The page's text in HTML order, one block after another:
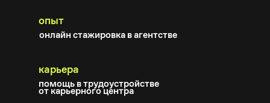
онлайн стажировка в агентстве
опыт
помощь в трудоустройстве
от карьерного центра
карьера